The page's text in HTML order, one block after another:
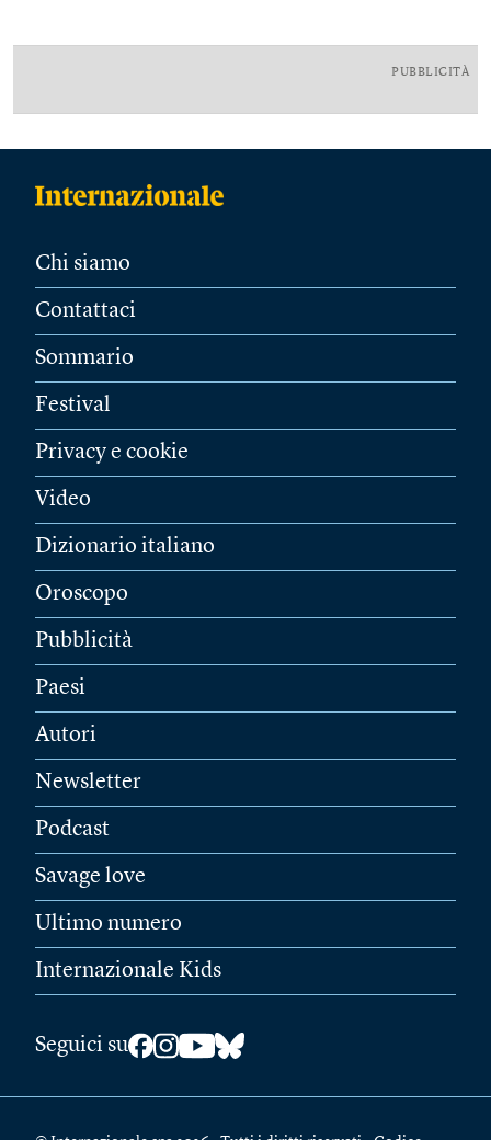
PUBBLICITÀ
Chi siamo
Contattaci
Sommario
Festival
Privacy e cookie
Video
Dizionario italiano
Oroscopo
Pubblicità
Paesi
Autori
Newsletter
Podcast
Savage love
Ultimo numero
Internazionale Kids
Seguici su